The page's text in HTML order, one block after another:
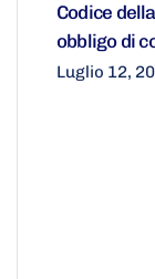
Codice
obbligo di
Luglio 12,